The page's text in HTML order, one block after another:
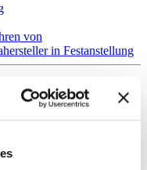
von
in Festanstellung